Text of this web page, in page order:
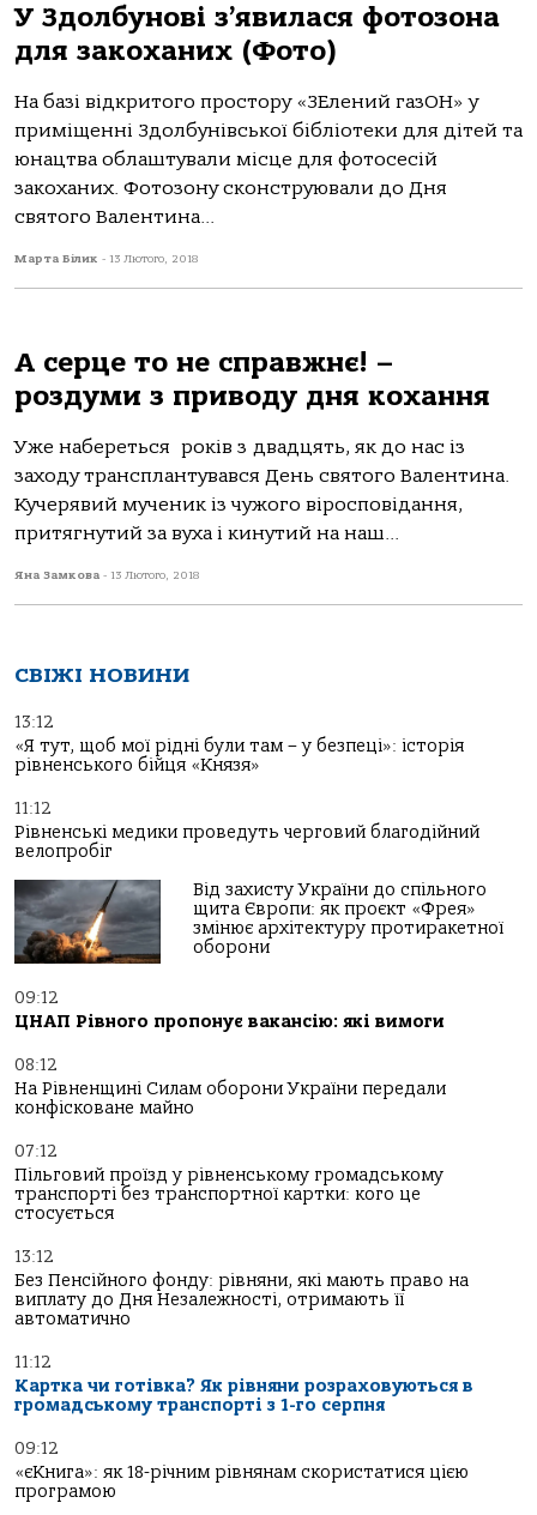
У Здолбунові з’явилася фотозона
для закоханих (Фото)
На базі відкритого простору «ЗЕлений газОН» у
приміщенні Здолбунівської бібліотеки для дітей та
юнацтва облаштували місце для фотосесій
закоханих. Фотозону сконструювали до Дня
святого Валентина...
Марта Білик - 13 Лютого, 2018
А серце то не справжнє! –
роздуми з приводу дня кохання
Уже набереться років з двадцять, як до нас із
заходу трансплантувався День святого Валентина.
Кучерявий мученик із чужого віросповідання,
притягнутий за вуха і кинутий на наш...
Яна Замкова - 13 Лютого, 2018
СВІЖІ НОВИНИ
13:12
«Я тут, щоб мої рідні були там – у безпеці»: історія
рівненського бійця «Князя»
11:12
Рівненські медики проведуть черговий благодійний
велопробіг
Від захисту України до спільного
щита Європи: як проєкт «Фрея»
змінює архітектуру протиракетної
оборони
09:12
ЦНАП Рівного пропонує вакансію: які вимоги
08:12
На Рівненщині Силам оборони України передали
конфісковане майно
07:12
Пільговий проїзд у рівненському громадському
транспорті без транспортної картки: кого це
стосується
13:12
Без Пенсійного фонду: рівняни, які мають право на
виплату до Дня Незалежності, отримають її
автоматично
11:12
Картка чи готівка? Як рівняни розраховуються в
громадському транспорті з 1-го серпня
09:12
«єКнига»: як 18-річним рівнянам скористатися цією
програмою